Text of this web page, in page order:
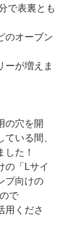
で表裏とも
のオーブン
ーが増えま
の穴を開
いる間、
た！
の「Lサイ
プ向けの
で
用くださ